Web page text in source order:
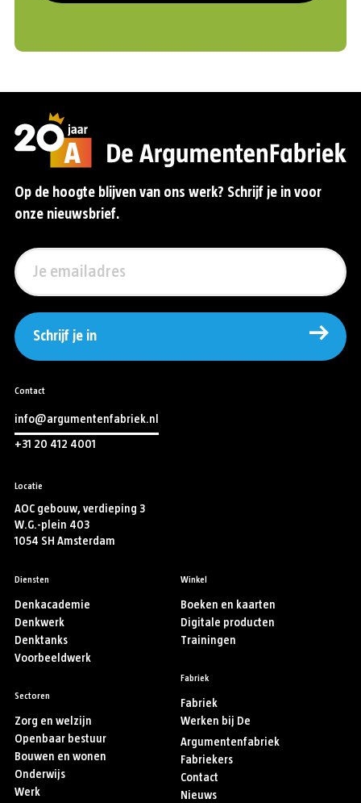
Op de hoogte blijven van ons werk? Schrijf je in voor
onze nieuwsbrief.
Schrijf je in
Contact
info@argumentenfabriek.nl
+31 20 412 4001
Locatie
AOC gebouw, verdieping 3
W.G.-plein 403
1054 SH Amsterdam
Diensten
Denkacademie
Denkwerk
Denktanks
Voorbeeldwerk
Sectoren
Zorg en welzijn
Openbaar bestuur
Bouwen en wonen
Onderwijs
Werk
Winkel
Boeken en kaarten
Digitale producten
Trainingen
Fabriek
Fabriek
Werken bij De
Argumentenfabriek
Fabriekers
Contact
Nieuws